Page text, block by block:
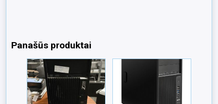
Panašūs produktai